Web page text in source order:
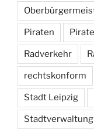
Piraten
Radverkehr
rechtskonform
Stadt Leipzig
Stadtverwaltung